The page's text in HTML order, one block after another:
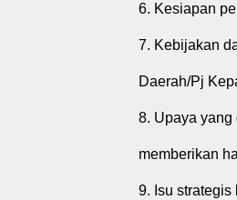
6. Kesiapan
7. Kebijakan
Daerah/Pj
8. Upaya
memberikan
9. Isu strategis